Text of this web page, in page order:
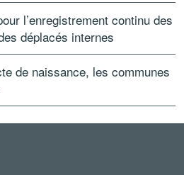
l’enregistrement continu des
déplacés internes
de naissance, les communes